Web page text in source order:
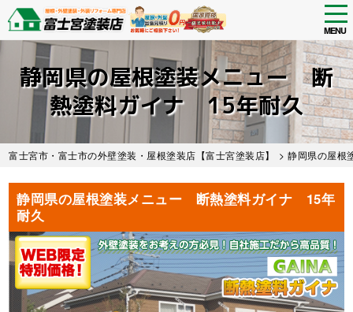
main
content
MENU
静岡県の屋根塗装メニュー 断
熱塗料ガイナ 15年耐久
富士宮市・富士市の外壁塗装・屋根塗装店【富士宮塗装店】 >静岡県の屋
静岡県の屋根塗装メニュー 断熱塗料ガイナ 15年
耐久